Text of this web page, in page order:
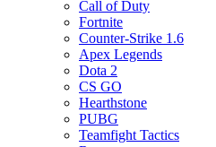
Call of Duty
Fortnite
Counter-Strike 1.6
Apex Legends
Dota 2
CS GO
Hearthstone
PUBG
Teamfight Tactics